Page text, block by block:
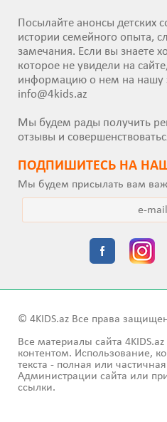
Посылайте анонсы детских
истории семейного опыта,
замечания. Если вы знаете
которое не увидели на
информацию о нем на нашу
info@4kids.az
Мы будем рады получить
отзывы и
ПОДПИШИТEСЬ НА
Мы будем присылать вам
© 4KIDS.az Все права
Все материалы сайта
контентом. Использование,
текста - полная или
Администрации сайта или
ссылки.